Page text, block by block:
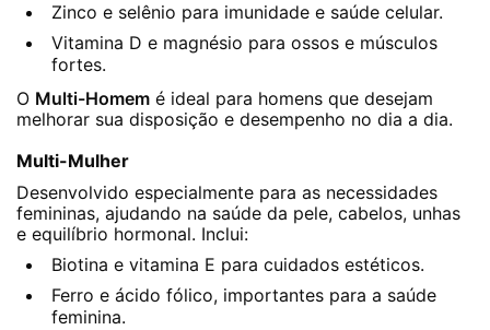
Zinco e selênio para imunidade e saúde celular.
Vitamina D e magnésio para ossos e músculos
fortes.
O Multi-Homem é ideal para homens que desejam
melhorar sua disposição e desempenho no dia a dia.
Multi-Mulher
Desenvolvido especialmente para as necessidades
femininas, ajudando na saúde da pele, cabelos, unhas
e equilíbrio hormonal. Inclui:
Biotina e vitamina E para cuidados estéticos.
Ferro e ácido fólico, importantes para a saúde
feminina.